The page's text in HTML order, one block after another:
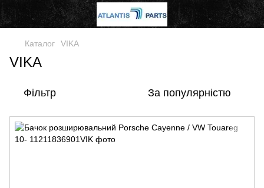
Каталог VIKA
VIKA
Фільтр За популярністю